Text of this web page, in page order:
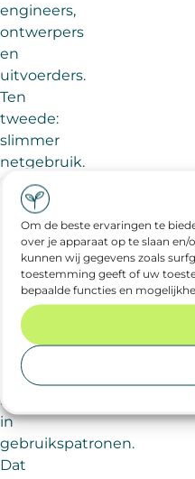
Om de beste ervaringen te
over je apparaat op te slaan
kunnen wij gegevens zoals
toestemming geeft of uw
bepaalde functies en
engineers,
ontwerpers
en
uitvoerders.
Ten
tweede:
slimmer
netgebruik.
Daarvoor
vergaande
digitalisering
nodig.
We
moeten
veel
beter
inzicht
krijgen
in
gebruikspatronen.
Dat